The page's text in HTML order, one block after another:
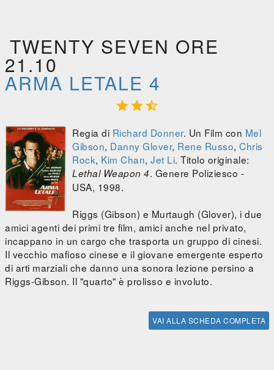
TWENTY SEVEN ORE
21.10
ARMA LETALE 4

Regia di Richard Donner. Un Film con Mel
Gibson, Danny Glover, Rene Russo, Chris
Rock, Kim Chan, Jet Li. Titolo originale:
Lethal Weapon 4. Genere Poliziesco -
USA, 1998.
Riggs (Gibson) e Murtaugh (Glover), i due
amici agenti dei primi tre film, amici anche nel privato,
incappano in un cargo che trasporta un gruppo di cinesi.
Il vecchio mafioso cinese e il giovane emergente esperto
di arti marziali che danno una sonora lezione persino a
Riggs-Gibson. Il "quarto" è prolisso e involuto.
VAI ALLA SCHEDA COMPLETA